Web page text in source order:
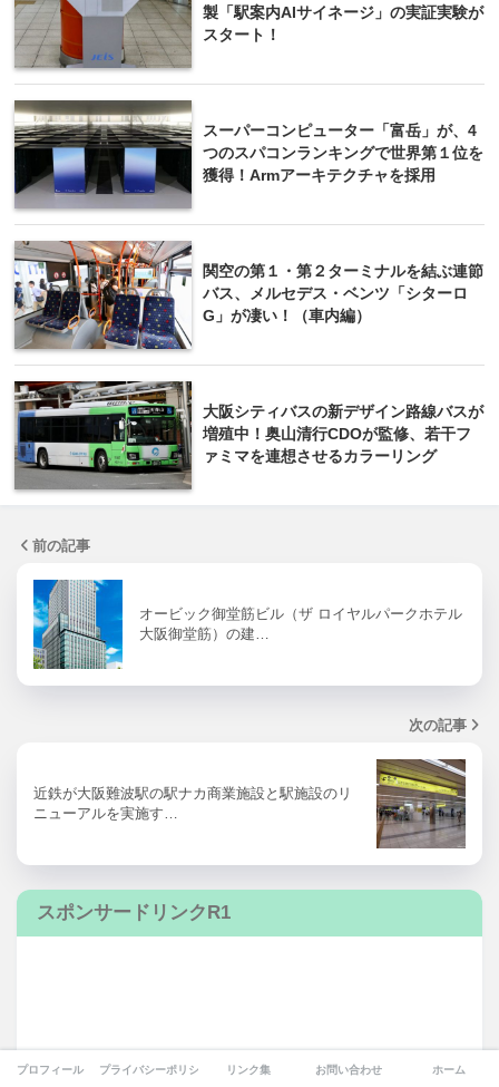
製「駅案内AIサイネージ」の実証実験が
スタート！
スーパーコンピューター「富岳」が、4
つのスパコンランキングで世界第１位を
獲得！Armアーキテクチャを採用
関空の第１・第２ターミナルを結ぶ連節
バス、メルセデス・ベンツ「シターロ
G」が凄い！（車内編）
大阪シティバスの新デザイン路線バスが
増殖中！奥山清行CDOが監修、若干フ
ァミマを連想させるカラーリング
前の記事
オービック御堂筋ビル（ザ ロイヤルパークホテル
大阪御堂筋）の建…
次の記事
近鉄が大阪難波駅の駅ナカ商業施設と駅施設のリ
ニューアルを実施す…
スポンサードリンクR1
プロフィール プライバシーポリシー リンク集 お問い合わせ ホーム